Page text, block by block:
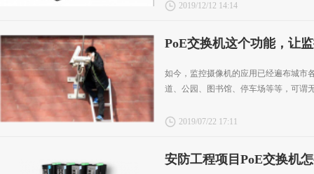
2019/12/12 14:14
PoE交换机这个功能，让
如今，监控摄像机的应用已经遍布城市
道、公园、图书馆、停车场等等，可谓
2019/07/22 17:11
安防工程项目PoE交换机